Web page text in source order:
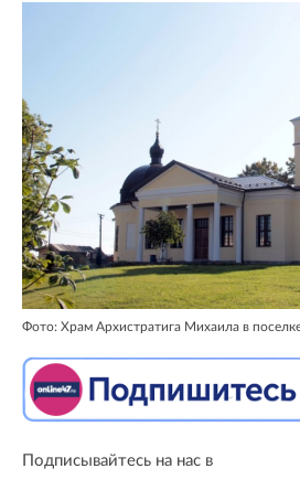
Фото: Храм Архистратига Михаила в
Подписывайтесь на нас в